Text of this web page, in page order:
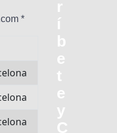
r
í
b
e
t
e
y
C
*